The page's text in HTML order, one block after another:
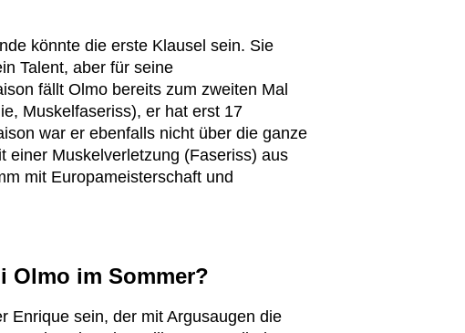
könnte die erste Klausel sein. Sie
Talent, aber für seine
fällt Olmo bereits zum zweiten Mal
Muskelfaseriss), er hat erst 17
war er ebenfalls nicht über die ganze
einer Muskelverletzung (Faseriss) aus
mit Europameisterschaft und
Olmo im Sommer?
Enrique sein, der mit Argusaugen die